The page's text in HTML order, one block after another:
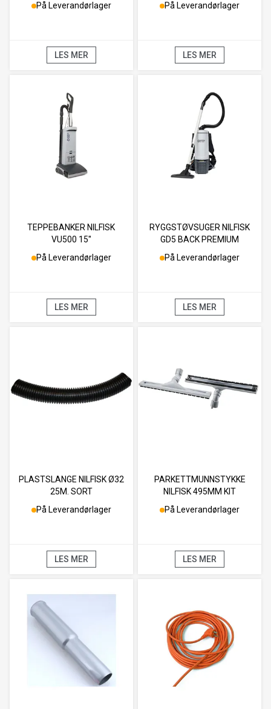
På Leverandørlager
LES MER
På Leverandørlager
LES MER
TEPPEBANKER NILFISK
VU500 15''
På Leverandørlager
LES MER
RYGGSTØVSUGER NILFISK
GD5 BACK PREMIUM
På Leverandørlager
LES MER
PLASTSLANGE NILFISK Ø32
25M. SORT
På Leverandørlager
LES MER
PARKETTMUNNSTYKKE
NILFISK 495MM KIT
På Leverandørlager
LES MER